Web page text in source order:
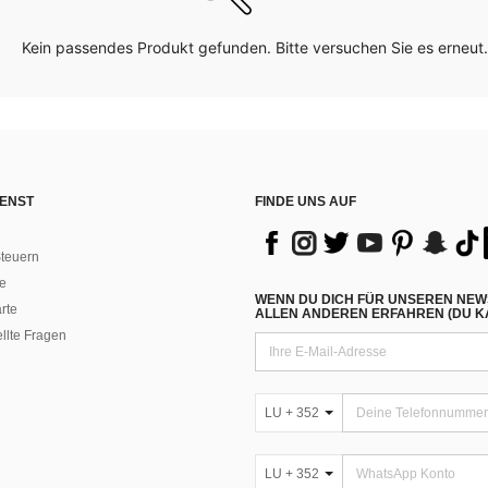
Kein passendes Produkt gefunden. Bitte versuchen Sie es erneut.
Fragen
FINDE UNS AUF
WENN DU DICH FÜR UNSEREN
ALLEN ANDEREN ERFAHREN (DU
LU + 352
LU + 352